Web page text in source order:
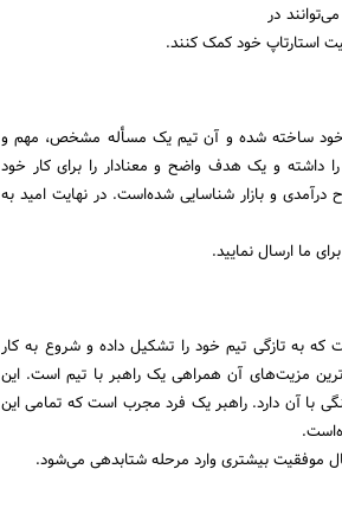
در
استارتاپ خود کمک کنند.
خود ساخته شده‌ و آن تیم یک مسأله مشخص، مهم و
داشته و یک هدف واضح و معنادار را برای کار خود
و بازار شناسایی شده‌است. در نهایت امید به
ما ارسال نمایید.
که به تازگی تیم خود را تشکیل داده‌ و شروع به کار
مزیت‌های آن همراهی یک راهبر با تیم است. این
با آن دارد. راهبر یک فرد مجرب است که تمامی این
موفقیت بیشتری وارد مرحله شتابدهی می‌شود.